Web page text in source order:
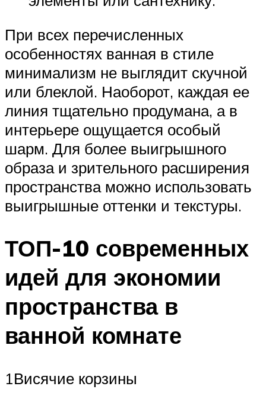
При всех перечисленных
особенностях ванная в стиле
минимализм не выглядит скучной
или блеклой. Наоборот, каждая ее
линия тщательно продумана, а в
интерьере ощущается особый
шарм. Для более выигрышного
образа и зрительного расширения
пространства можно использовать
выигрышные оттенки и текстуры.
ТОП-10 современных
идей для экономии
пространства в
ванной комнате
1Висячие корзины